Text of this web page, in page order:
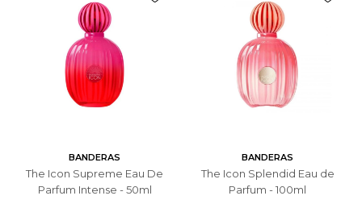
BANDERAS
The Icon Supreme Eau De
Parfum Intense - 50ml
BANDERAS
The Icon Splendid Eau de
Parfum - 100ml